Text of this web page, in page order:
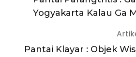
Yogyakarta Kalau Ga
Pantai Klayar : Objek